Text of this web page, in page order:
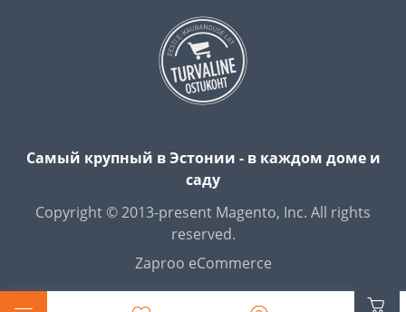
Самый крупный в Эстонии - в каждом доме и
саду
Copyright © 2013-present Magento, Inc. All rights
reserved.
Zaproo eCommerce